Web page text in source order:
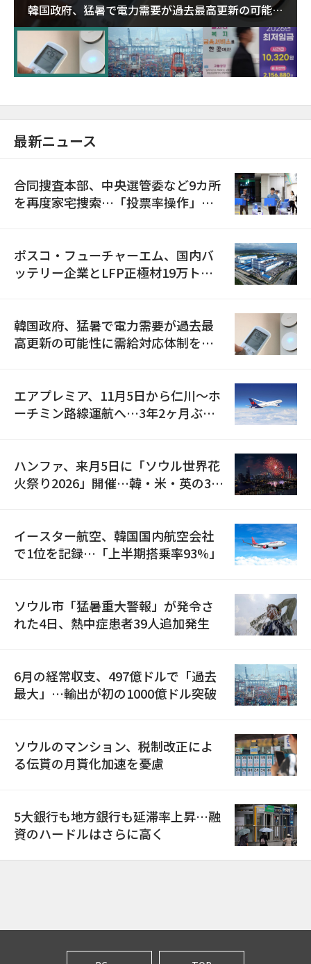
韓国政府、猛暑で電力需要が過去最高更新の可能性
に需給対応体制を点検
最新ニュース
合同捜査本部、中央選管委など9カ所
を再度家宅捜索…「投票率操作」の
ポスコ・フューチャーエム、国内バ
ッテリー企業とLFP正極材19万トン
韓国政府、猛暑で電力需要が過去最
高更新の可能性に需給対応体制を点
エアプレミア、11月5日から仁川〜ホ
ーチミン路線運航へ…3年2ヶ月ぶり
ハンファ、来月5日に「ソウル世界花
火祭り2026」開催…韓・米・英の3カ
イースター航空、韓国国内航空会社
で1位を記録…「上半期搭乗率93%」
ソウル市「猛暑重大警報」が発令さ
れた4日、熱中症患者39人追加発生
6月の経常収支、497億ドルで「過去
最大」…輸出が初の1000億ドル突破
ソウルのマンション、税制改正によ
る伝貰の月貰化加速を憂慮
5大銀行も地方銀行も延滞率上昇…融
資のハードルはさらに高く